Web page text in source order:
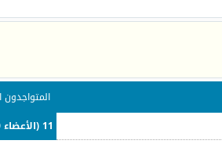
المتواجدون
11 (الأعضاء 0 والزوار 11)